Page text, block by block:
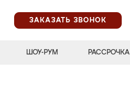
ЗАКАЗАТЬ ЗВОНОК
ШОУ-РУМ РАССРОЧКА